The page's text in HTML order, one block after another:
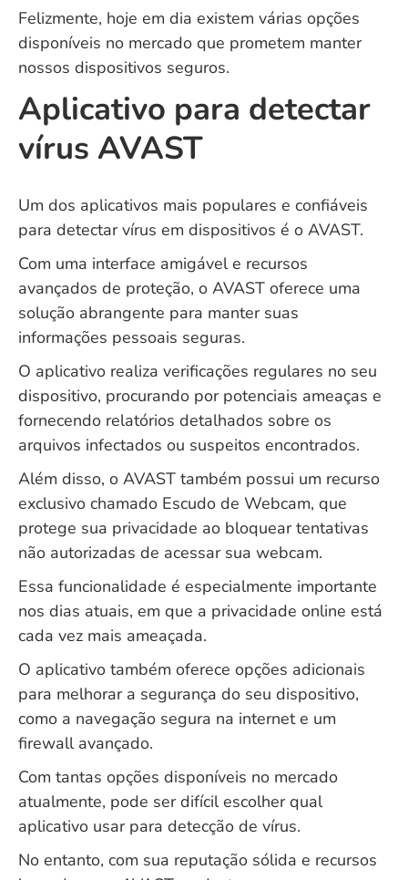
Felizmente, hoje em dia existem várias opções
disponíveis no mercado que prometem manter
nossos dispositivos seguros.
Aplicativo para detectar
vírus AVAST
Um dos aplicativos mais populares e confiáveis
para detectar vírus em dispositivos é o AVAST.
Com uma interface amigável e recursos
avançados de proteção, o AVAST oferece uma
solução abrangente para manter suas
informações pessoais seguras.
O aplicativo realiza verificações regulares no seu
dispositivo, procurando por potenciais ameaças e
fornecendo relatórios detalhados sobre os
arquivos infectados ou suspeitos encontrados.
Além disso, o AVAST também possui um recurso
exclusivo chamado Escudo de Webcam, que
protege sua privacidade ao bloquear tentativas
não autorizadas de acessar sua webcam.
Essa funcionalidade é especialmente importante
nos dias atuais, em que a privacidade online está
cada vez mais ameaçada.
O aplicativo também oferece opções adicionais
para melhorar a segurança do seu dispositivo,
como a navegação segura na internet e um
firewall avançado.
Com tantas opções disponíveis no mercado
atualmente, pode ser difícil escolher qual
aplicativo usar para detecção de vírus.
No entanto, com sua reputação sólida e recursos